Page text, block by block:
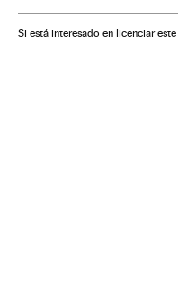
Si está interesado en licenciar